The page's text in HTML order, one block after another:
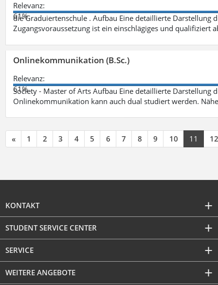
Relevanz:
61%
die Graduiertenschule . Aufbau Eine detaillierte Darstellung
Zugangsvoraussetzung ist ein einschlägiges und qualifiziert
Onlinekommunikation (B.Sc.)
Relevanz:
61%
Society - Master of Arts Aufbau Eine detaillierte Darstellung
Onlinekommunikation kann auch dual studiert werden.
« 1 2 3 4 5 6 7 8 9 10 11 12
KONTAKT
STUDENT SERVICE CENTER
SERVICE
WEITERE ANGEBOTE